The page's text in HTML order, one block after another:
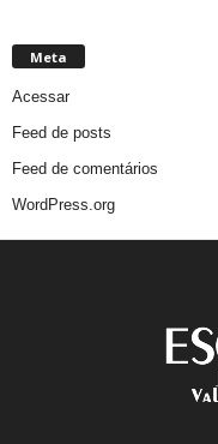
Meta
Acessar
Feed de posts
Feed de comentários
WordPress.org